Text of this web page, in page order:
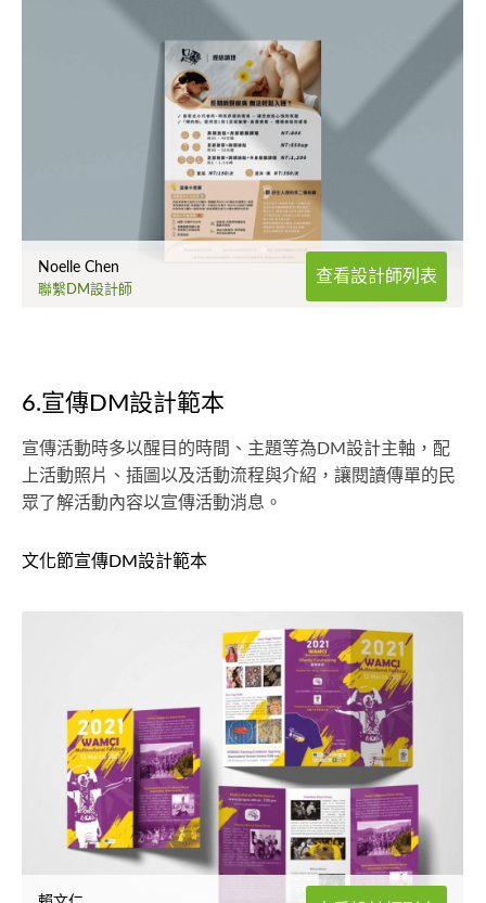
Noelle Chen
聯繫DM設計師
查看設計師列表
6.宣傳DM設計範本
宣傳活動時多以醒目的時間、主題等為DM設計主軸，配
上活動照片、插圖以及活動流程與介紹，讓閱讀傳單的民
眾了解活動內容以宣傳活動消息。
文化節宣傳DM設計範本